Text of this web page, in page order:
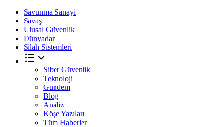
Savunma Sanayi
Savaş
Ulusal Güvenlik
Dünyadan
Silah Sistemleri
Siber Güvenlik
Teknoloji
Gündem
Blog
Analiz
Köşe Yazıları
Tüm Haberler